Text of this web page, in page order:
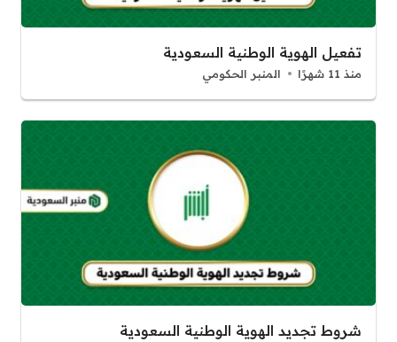
تفعيل الهوية الوطنية السعودية
منذ 11 شهرًا المنبر الحكومي
شروط تجديد الهوية الوطنية السعودية